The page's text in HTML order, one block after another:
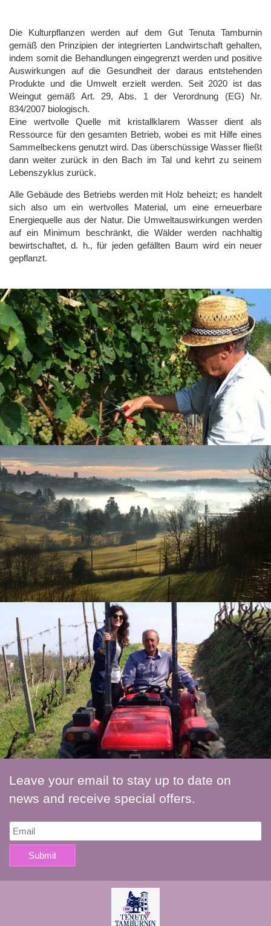
Die Kulturpflanzen werden auf dem Gut Tenuta Tamburnin
gemäß den Prinzipien der integrierten Landwirtschaft gehalten,
indem somit die Behandlungen eingegrenzt werden und positive
Auswirkungen auf die Gesundheit der daraus entstehenden
Produkte und die Umwelt erzielt werden. Seit 2020 ist das
Weingut gemäß Art. 29, Abs. 1 der Verordnung (EG) Nr.
834/2007 biologisch.
Eine wertvolle Quelle mit kristallklarem Wasser dient als
Ressource für den gesamten Betrieb, wobei es mit Hilfe eines
Sammelbeckens genutzt wird. Das überschüssige Wasser fließt
dann weiter zurück in den Bach im Tal und kehrt zu seinem
Lebenszyklus zurück.
Alle Gebäude des Betriebs werden mit Holz beheizt; es handelt
sich also um ein wertvolles Material, um eine erneuerbare
Energiequelle aus der Natur. Die Umweltauswirkungen werden
auf ein Minimum beschränkt, die Wälder werden nachhaltig
bewirtschaftet, d. h., für jeden gefällten Baum wird ein neuer
gepflanzt.
Leave your email to stay up to date on
news and receive special offers.